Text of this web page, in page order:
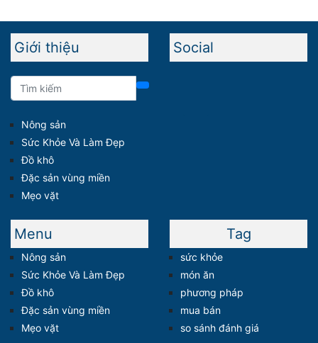
Giới thiệu
Nông sản
Sức Khỏe Và Làm Đẹp
Đồ khô
Đặc sản vùng miền
Mẹo vặt
Social
Menu
Nông sản
Sức Khỏe Và Làm Đẹp
Đồ khô
Đặc sản vùng miền
Mẹo vặt
Tag
sức khỏe
món ăn
phương pháp
mua bán
so sánh đánh giá